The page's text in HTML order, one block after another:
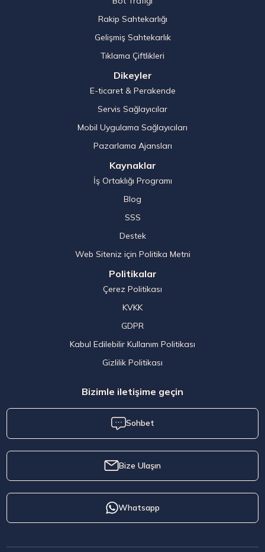
Rakip Sahtekarlığı
Gelişmiş Sahtekarlık
Tıklama Çiftlikleri
Dikeyler
E-ticaret & Perakende
Servis Sağlayıcılar
Mobil Uygulama Sağlayıcıları
Pazarlama Ajansları
Kaynaklar
İş Ortaklığı Programı
Blog
SSS
Destek
Web Siteniz için Politika Metni
Politikalar
Çerez Politikası
KVKK
GDPR
Kabul Edilebilir Kullanım Politikası
Gizlilik Politikası
Bizimle iletişime geçin
Sohbet
Bize Ulaşın
Whatsapp